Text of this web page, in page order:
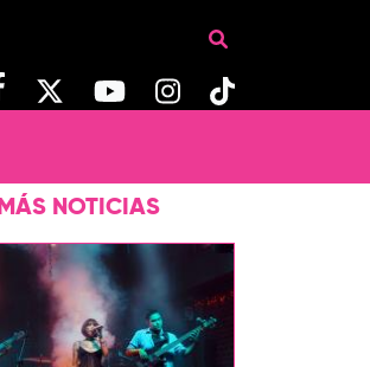
MÁS NOTICIAS